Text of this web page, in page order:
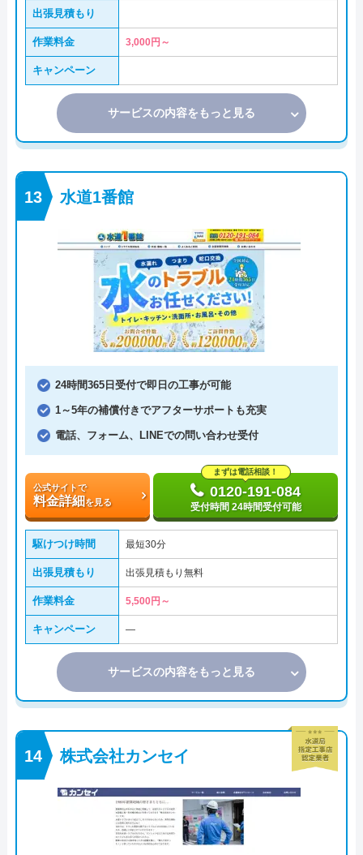
出張見積もり
作業料金 3,000円～
キャンペーン
サービスの内容をもっと見る
水道1番館
24時間365日受付で即日の工事が可能
1～5年の補償付きでアフターサポートも充実
電話、フォーム、LINEでの問い合わせ受付
公式サイトで
料金詳細を見る
まずは電話相談！
0120-191-084
受付時間 24時間受付可能
駆けつけ時間 最短30分
出張見積もり 出張見積もり無料
作業料金 5,500円～
キャンペーン ―
サービスの内容をもっと見る
株式会社カンセイ